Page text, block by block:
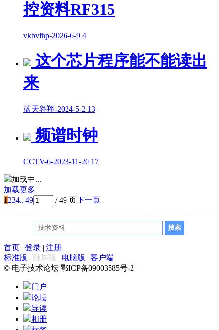
控资料RF315
vkbvfhp-2026-6-9 4
这个芯片程序能不能读出
来
蓝天翱翔-2024-5-2 13
频谱时钟
CCTV-6-2023-11-20 17
加载中...
加载更多
1234.. 49 / 49 页下一页
首页 | 登录 | 注册
标准版 | 触屏版 | 电脑版 | 客户端
© 电子技术论坛 鄂ICP备09003585号-2
门户
论坛
导读
相册